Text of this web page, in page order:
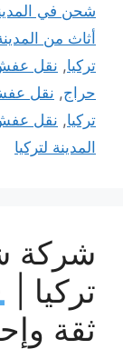
شحن في
أثاث من
تركيا, نقل
حراج, نقل
تركيا, نقل عفش
المدينة لتركيا
شركة
تركيا |
ثقة